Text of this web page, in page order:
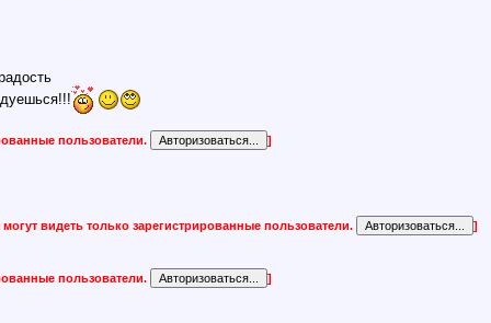
пользователи. ]
видеть только зарегистрированные пользователи. ]
пользователи. ]